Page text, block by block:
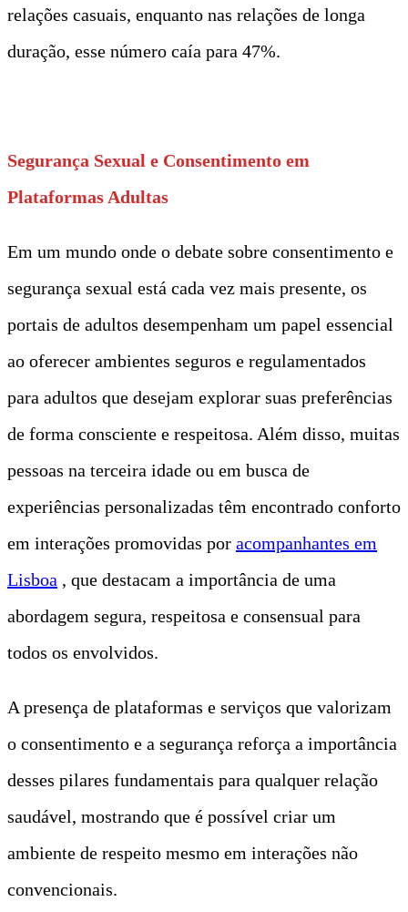
relações casuais, enquanto nas relações de longa
duração, esse número caía para 47%.
Segurança Sexual e Consentimento em
Plataformas Adultas
Em um mundo onde o debate sobre consentimento e
segurança sexual está cada vez mais presente, os
portais de adultos desempenham um papel essencial
ao oferecer ambientes seguros e regulamentados
para adultos que desejam explorar suas preferências
de forma consciente e respeitosa. Além disso, muitas
pessoas na terceira idade ou em busca de
experiências personalizadas têm encontrado conforto
em interações promovidas por acompanhantes em
Lisboa , que destacam a importância de uma
abordagem segura, respeitosa e consensual para
todos os envolvidos.
A presença de plataformas e serviços que valorizam
o consentimento e a segurança reforça a importância
desses pilares fundamentais para qualquer relação
saudável, mostrando que é possível criar um
ambiente de respeito mesmo em interações não
convencionais.